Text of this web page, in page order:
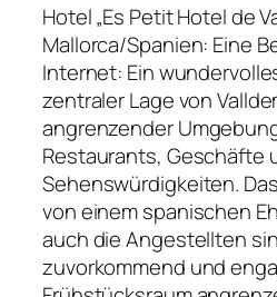
Hotel „Es Petit Hotel de
Mallorca/Spanien: Eine
Internet: Ein
zentraler Lage von
angrenzender
Restaurants, Geschäfte
Sehenswürdigkeiten.
von einem spanischen
auch die Angestellten
zuvorkommend und